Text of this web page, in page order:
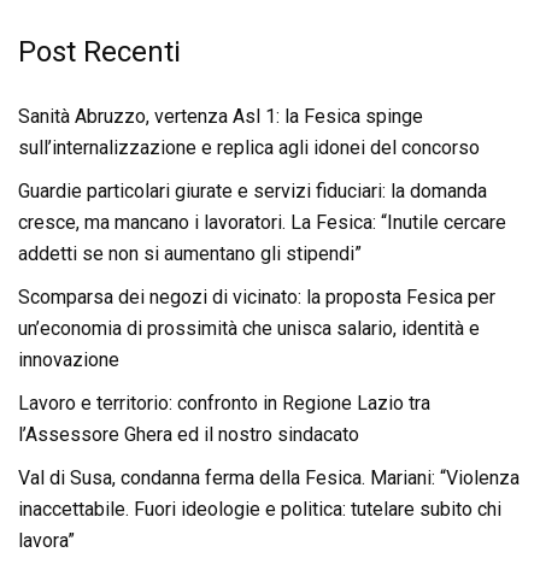
Post Recenti
Sanità Abruzzo, vertenza Asl 1: la Fesica spinge
sull’internalizzazione e replica agli idonei del concorso
Guardie particolari giurate e servizi fiduciari: la domanda
cresce, ma mancano i lavoratori. La Fesica: “Inutile cercare
addetti se non si aumentano gli stipendi”
Scomparsa dei negozi di vicinato: la proposta Fesica per
un’economia di prossimità che unisca salario, identità e
innovazione
Lavoro e territorio: confronto in Regione Lazio tra
l’Assessore Ghera ed il nostro sindacato
Val di Susa, condanna ferma della Fesica. Mariani: “Violenza
inaccettabile. Fuori ideologie e politica: tutelare subito chi
lavora”